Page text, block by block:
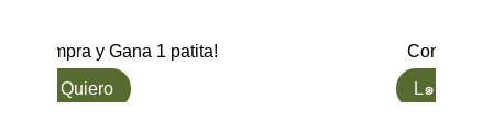
Compra y Gana 1 patita!
L๑ Quiero
Compra y
L๑ Quiero